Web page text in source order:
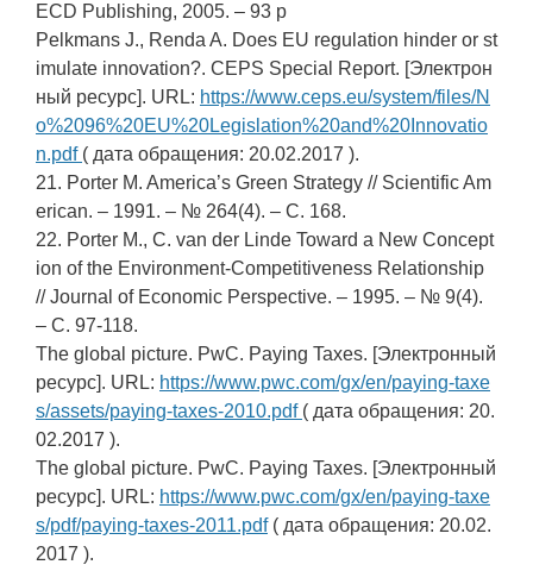
ECD Publishing, 2005. – 93 p
Pelkmans J., Renda A. Does EU regulation hinder or st
imulate innovation?. CEPS Special Report. [Электрон
ный ресурс]. URL: https://www.ceps.eu/system/files/N
o%2096%20EU%20Legislation%20and%20Innovatio
n.pdf ( дата обращения: 20.02.2017 ).
21. Porter M. America’s Green Strategy // Scientific Am
erican. – 1991. – № 264(4). – С. 168.
22. Porter M., C. van der Linde Toward a New Concept
ion of the Environment-Competitiveness Relationship
// Journal of Economic Perspective. – 1995. – № 9(4).
– С. 97-118.
The global picture. PwC. Paying Taxes. [Электронный
ресурс]. URL: https://www.pwc.com/gx/en/paying-taxe
s/assets/paying-taxes-2010.pdf ( дата обращения: 20.
02.2017 ).
The global picture. PwC. Paying Taxes. [Электронный
ресурс]. URL: https://www.pwc.com/gx/en/paying-taxe
s/pdf/paying-taxes-2011.pdf( дата обращения: 20.02.
2017 ).